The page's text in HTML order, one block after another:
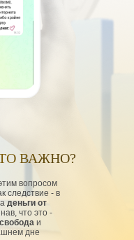
вопросом
следствие - в
деньги от
что это -
и
дне
ВАЖНО?